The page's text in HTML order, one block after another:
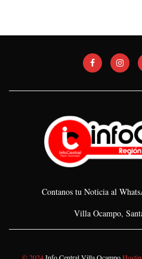
Contanos tu Noticia al
Villa Ocampo,